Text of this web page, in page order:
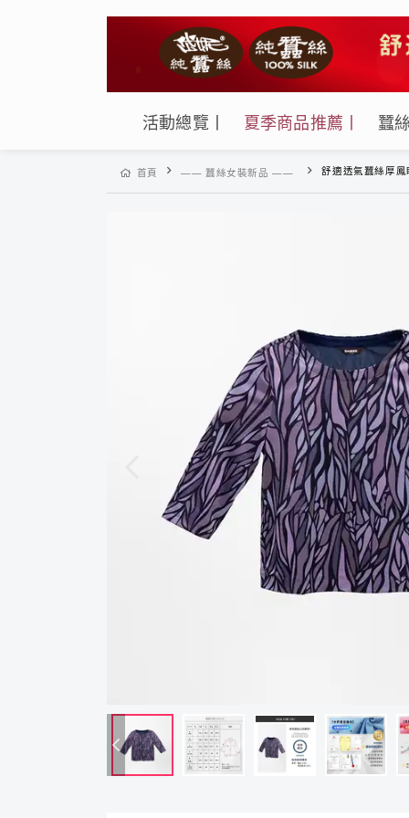
活動總覽丨 夏季商品推薦丨 蠶
首頁 —— 蠶絲女裝新品 —— 舒適透氣蠶絲厚鳳眼女圓領短版七